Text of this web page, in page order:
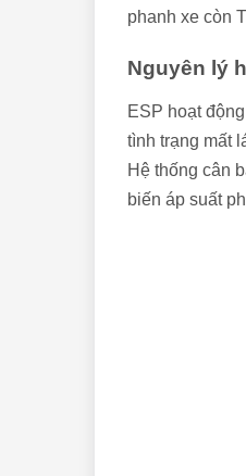
phanh xe còn
Nguyên lý
ESP hoạt
tình trạng mất
Hệ thống cân
biến áp suất